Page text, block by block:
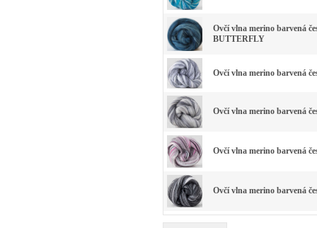
Ovčí vlna merino barvená
BUTTERFLY
Ovčí vlna merino barvená
Ovčí vlna merino barvená
Ovčí vlna merino barvená
Ovčí vlna merino barvená